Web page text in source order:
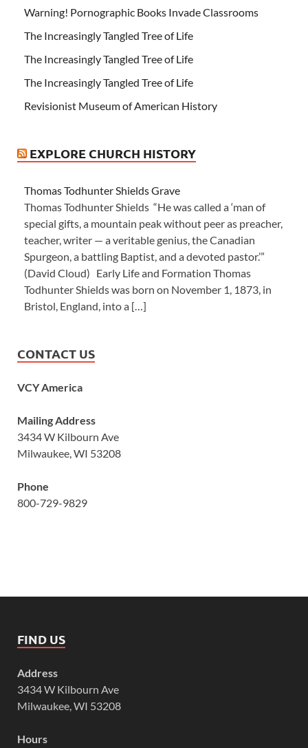
Warning! Pornographic Books Invade Classrooms
The Increasingly Tangled Tree of Life
The Increasingly Tangled Tree of Life
The Increasingly Tangled Tree of Life
Revisionist Museum of American History
EXPLORE CHURCH HISTORY
Thomas Todhunter Shields Grave
Thomas Todhunter Shields “He was called a ‘man of
special gifts, a mountain peak without peer as preacher,
teacher, writer — a veritable genius, the Canadian
Spurgeon, a battling Baptist, and a devoted pastor.’”
(David Cloud) Early Life and Formation Thomas
Todhunter Shields was born on November 1, 1873, in
Bristol, England, into a […]
CONTACT US
VCY America
Mailing Address
3434 W Kilbourn Ave
Milwaukee, WI 53208
Phone
800-729-9829
FIND US
Address
3434 W Kilbourn Ave
Milwaukee, WI 53208
Hours